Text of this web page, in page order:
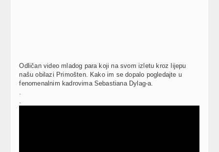
Odličan video mladog para koji na svom izletu kroz lijepu
našu obilazi Primošten. Kako im se dopalo pogledajte u
fenomenalnim kadrovima Sebastiana Dylag-a.